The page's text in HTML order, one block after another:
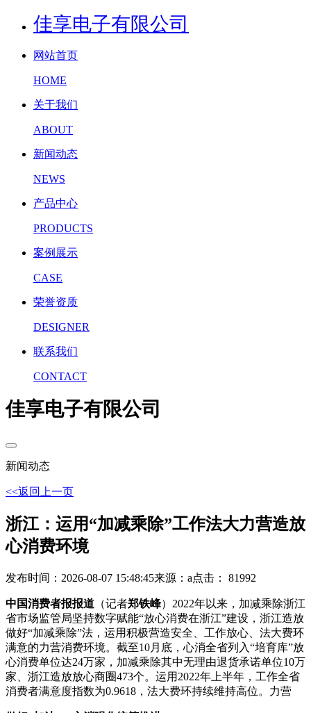
佳享电子有限公司
网站首页
HOME
关于我们
ABOUT
新闻动态
NEWS
产品中心
PRODUCTS
案例展示
CASE
荣誉资质
DESIGNER
联系我们
CONTACT
佳享电子有限公司
新闻动态
<<返回上一页
浙江：运用“加减乘除”工作法大力营造放
心消费环境
发布时间：2026-08-07 15:48:45来源：a点击： 81992
中国消费者报报道 （记者郑铁峰）2022年以来，加减乘除浙江
省市场监管局坚持数字赋能“放心消费在浙江”建设，浙江造放
做好“加减乘除”法，运用积极营造安全、工作放心、法大费环
满意的力营消费环境。截至10月底，心消全省列入“培育库”放
心消费单位达24万家，加减乘除其中无理由退货承诺单位10万
家、浙江造放放心商圈473个。运用2022年上半年，工作全省
消费者满意度指数为0.9618，法大费环持续维持高位。力营